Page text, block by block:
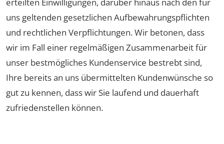
uns geltenden gesetzlichen Aufbewahrungspflichten
und rechtlichen Verpflichtungen. Wir betonen, dass
wir im Fall einer regelmäßigen Zusammenarbeit für
unser bestmögliches Kundenservice bestrebt sind,
Ihre bereits an uns übermittelten Kundenwünsche so
gut zu kennen, dass wir Sie laufend und dauerhaft
zufriedenstellen können.